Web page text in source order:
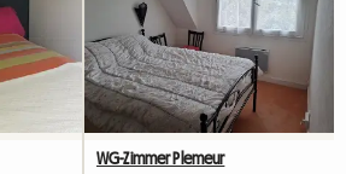
WG-Zimmer Plemeur